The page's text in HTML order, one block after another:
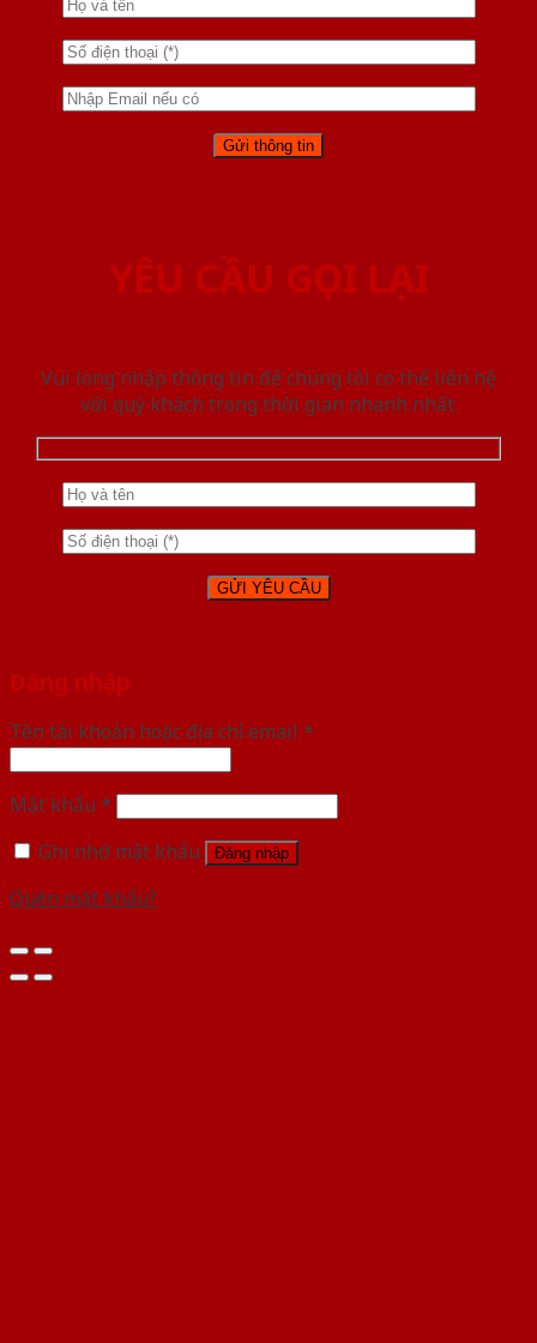
YÊU CẦU GỌI LẠI
Vui lòng nhập thông tin để chúng tôi có thể liên hệ
với quý khách trong thời gian nhanh nhất.
Đăng nhập
Tên tài khoản hoặc địa chỉ email *
Mật khẩu *
Ghi nhớ mật khẩu
Đăng nhập
Quên mật khẩu?